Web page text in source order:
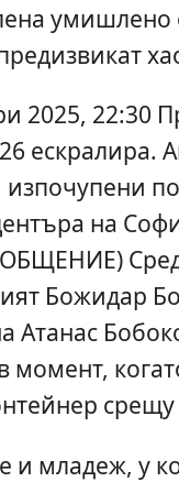
умишлено
2025, 22:30
ескралира.
на
Сред
Божидар
Атанас
момент,
и младеж, у